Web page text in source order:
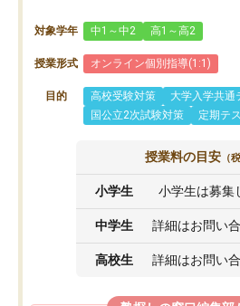
対象学年 中1～中2 高1～高2
授業形式 オンライン個別指導(1:1)
目的 高校受験対策
大学入学共通
国公立2次試験対策
定期テ
授業料の目安 （
小学生 小学生は募集
中学生 詳細はお問い
高校生 詳細はお問い